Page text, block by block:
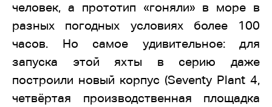
человек, а прототип «гоняли» в море в
разных погодных условиях более 100
часов. Но самое удивительное: для
запуска этой яхты в серию даже
построили новый корпус (Seventy Plant 4,
четвёртая производственная площадка